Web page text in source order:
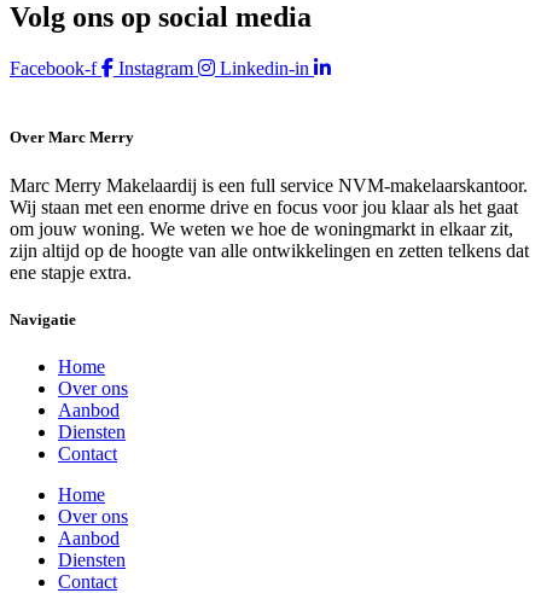
Volg ons op social media
Facebook-f Instagram Linkedin-in
Over Marc Merry
Marc Merry Makelaardij is een full service NVM-makelaarskantoor.
Wij staan met een enorme drive en focus voor jou klaar als het gaat
om jouw woning. We weten we hoe de woningmarkt in elkaar zit,
zijn altijd op de hoogte van alle ontwikkelingen en zetten telkens dat
ene stapje extra.
Navigatie
Home
Over ons
Aanbod
Diensten
Contact
Home
Over ons
Aanbod
Diensten
Contact